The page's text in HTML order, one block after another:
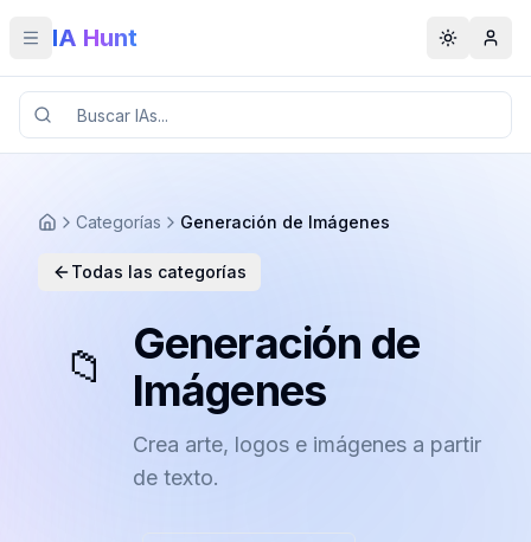
Toggle menu
IA Hunt Toggle
Categorías Generación de Imágenes
Todas las categorías
📁
Generación de
Imágenes
Crea arte, logos e imágenes a partir
de texto.